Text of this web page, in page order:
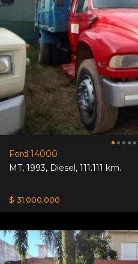
Ford 14000
MT, 1993, Diesel, 111.111 km.
$ 31.000.000